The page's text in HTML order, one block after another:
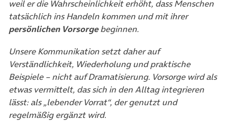
weil er die Wahrscheinlichkeit erhöht, dass Menschen
tatsächlich ins Handeln kommen und mit ihrer
persönlichen Vorsorgebeginnen.
Unsere Kommunikation setzt daher auf
Verständlichkeit, Wiederholung und praktische
Beispiele – nicht auf Dramatisierung. Vorsorge wird als
etwas vermittelt, das sich in den Alltag integrieren
lässt: als „lebender Vorrat“, der genutzt und
regelmäßig ergänzt wird.